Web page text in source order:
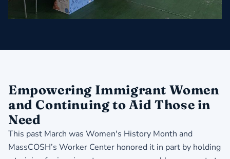
Empowering Immigrant Women
and Continuing to Aid Those in
Need
This past March was Women's History Month and
MassCOSH’s Worker Center honored it in part by holding